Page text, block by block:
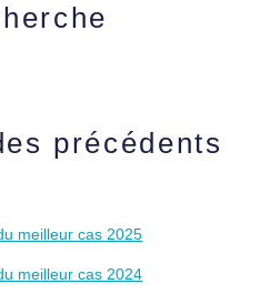
précédents
meilleur cas 2025
meilleur cas 2024